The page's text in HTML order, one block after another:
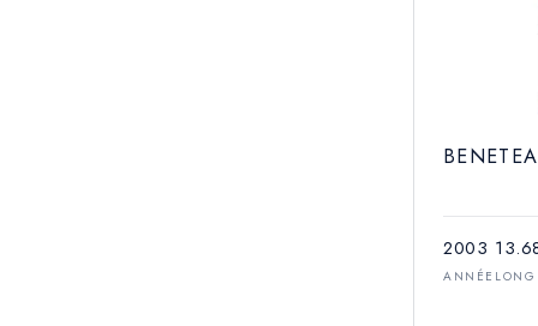
2003
ANNÉE